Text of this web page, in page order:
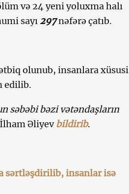
və 24 yeni yoluxma halı
sayı 297nəfərə çatıb.
olunub, insanlara xüsusi
edilib.
səbəbi bəzi vətəndaşların
Əliyevbildirib.
sərtləşdirilib, insanlar isə